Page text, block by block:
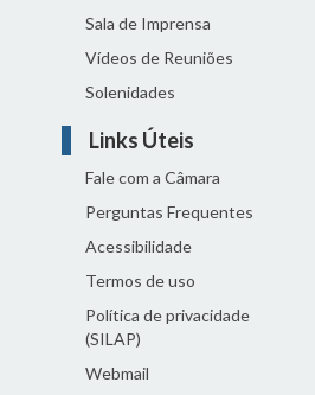
Sala de Imprensa
Vídeos de Reuniões
Solenidades
Links Úteis
Fale com a Câmara
Perguntas Frequentes
Acessibilidade
Termos de uso
Política de privacidade
(SILAP)
Webmail